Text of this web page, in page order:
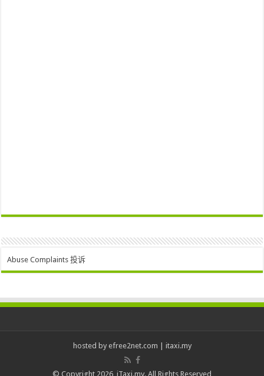
Abuse Complaints 投诉
hosted by efree2net.com itaxi.my
© Copyright 2026, iTaxi.my. All Rights Reserved